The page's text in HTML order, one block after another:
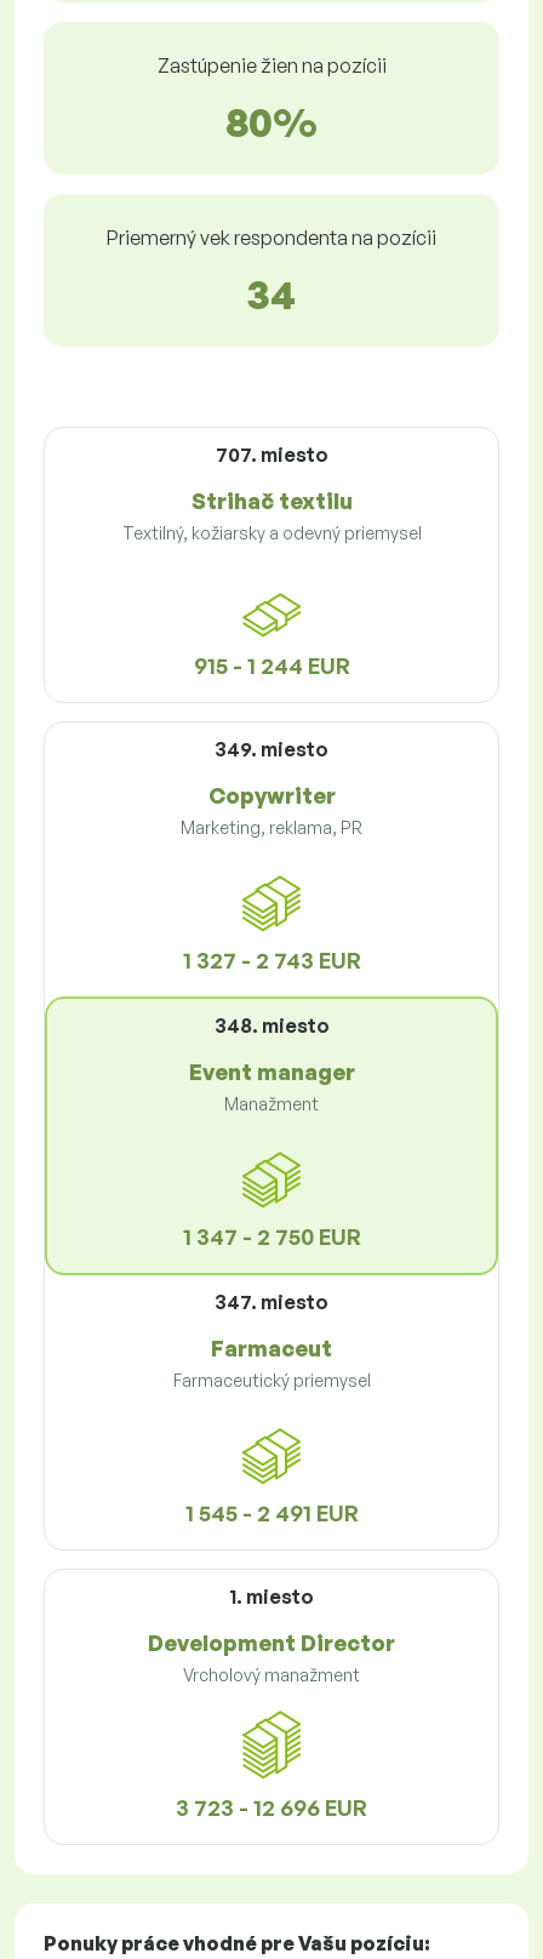
Zastúpenie žien na pozícii
80%
Priemerný vek respondenta na pozícii
34
707. miesto
Strihač textilu
Textilný, kožiarsky a odevný priemysel
915 - 1 244 EUR
349. miesto
Copywriter
Marketing, reklama, PR
1 327 - 2 743 EUR
348. miesto
Event manager
Manažment
1 347 - 2 750 EUR
347. miesto
Farmaceut
Farmaceutický priemysel
1 545 - 2 491 EUR
1. miesto
Development Director
Vrcholový manažment
3 723 - 12 696 EUR
Ponuky prácevhodné pre Vašu pozíciu: